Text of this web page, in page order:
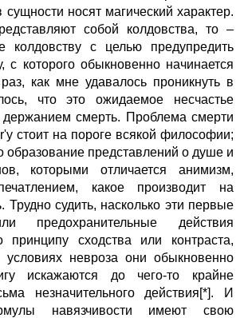
носят магический характер.
собой колдовства, то –
колдовству с целью предупредить
с которого обыкновенно начинается
как мне удавалось проникнуть в
что это ожидаемое несчастье
смерть. Проблема смерти
стоит на пороге всякой философии;
представлений о душе и
которыми отличается анимизм,
какое производит на
Трудно судить, насколько эти первые
предохранительные действия
принципу сходства или контраста,
невроза они обыкновенно
искажаются до чего-то крайне
незначительного действия[*]. И
навязчивости имеют свою